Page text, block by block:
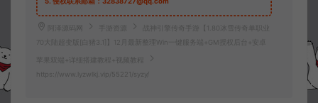
阿泽源码网 手游资源
战神引擎传奇手游【1.80冰雪传奇单职业
70大陆超变版[白猪3.1]】12月最新整理Win一键服务端+GM授权后台+安卓
苹果双端+详细搭建教程+视频教程
https://www.lyzwlkj.vip/55221/syzy/